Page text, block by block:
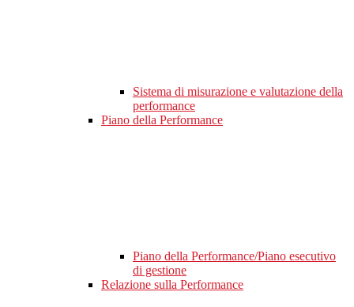
Sistema di misurazione e valutazione della
performance
Piano della Performance
Piano della Performance/Piano esecutivo
di gestione
Relazione sulla Performance